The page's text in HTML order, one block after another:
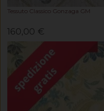
Tessuto Classico Gonzaga GM
160,00 €